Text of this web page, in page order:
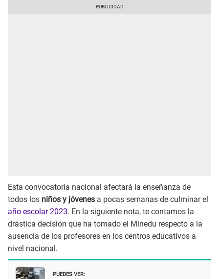
Esta convocatoria nacional afectará la enseñanza de
todos los niños y jóvenes a pocas semanas de culminar el
año escolar 2023. En la siguiente nota, te contamos la
drástica decisión que ha tomado el Minedu respecto a la
ausencia de los profesores en los centros educativos a
nivel nacional.
PUEDES VER: